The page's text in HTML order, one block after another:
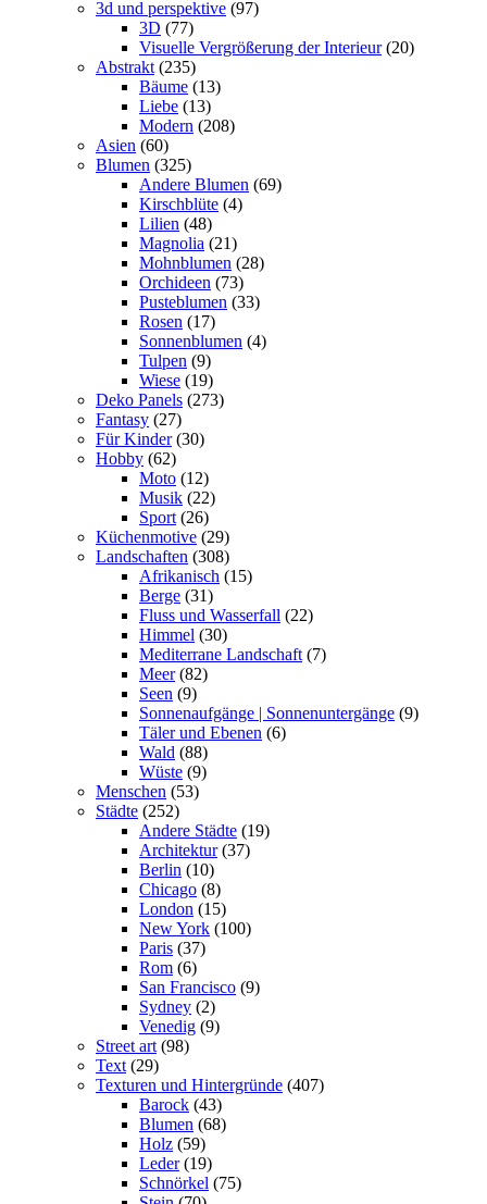
3d und perspektive (97)
3D (77)
Visuelle Vergrößerung der Interieur (20)
Abstrakt (235)
Bäume (13)
Liebe (13)
Modern (208)
Asien (60)
Blumen (325)
Andere Blumen (69)
Kirschblüte (4)
Lilien (48)
Magnolia (21)
Mohnblumen (28)
Orchideen (73)
Pusteblumen (33)
Rosen (17)
Sonnenblumen (4)
Tulpen (9)
Wiese (19)
Deko Panels (273)
Fantasy (27)
Für Kinder (30)
Hobby (62)
Moto (12)
Musik (22)
Sport (26)
Küchenmotive (29)
Landschaften (308)
Afrikanisch (15)
Berge (31)
Fluss und Wasserfall (22)
Himmel (30)
Mediterrane Landschaft (7)
Meer (82)
Seen (9)
Sonnenaufgänge | Sonnenuntergänge (9)
Täler und Ebenen (6)
Wald (88)
Wüste (9)
Menschen (53)
Städte (252)
Andere Städte (19)
Architektur (37)
Berlin (10)
Chicago (8)
London (15)
New York (100)
Paris (37)
Rom (6)
San Francisco (9)
Sydney (2)
Venedig (9)
Street art (98)
Text (29)
Texturen und Hintergründe (407)
Barock (43)
Blumen (68)
Holz (59)
Leder (19)
Schnörkel (75)